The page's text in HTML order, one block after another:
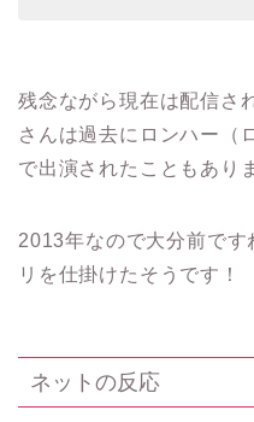
残念ながら現在は配信さ
さんは過去にロンハー（
で出演されたこともあり
2013年なので大分前です
リを仕掛けたそうです！
ネットの反応